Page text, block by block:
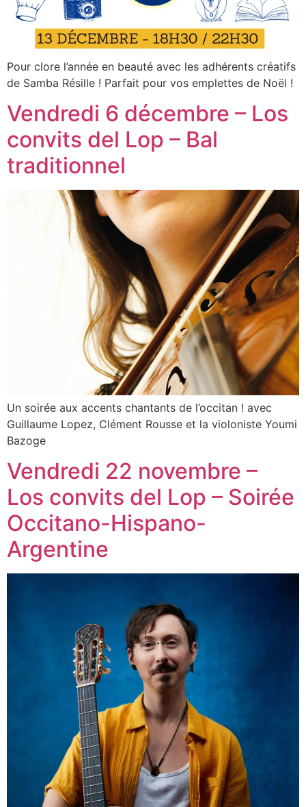
Pour clore l’année en beauté avec les adhérents créatifs
de Samba Résille ! Parfait pour vos emplettes de Noël !
Vendredi 6 décembre – Los
convits del Lop – Bal
traditionnel
Un soirée aux accents chantants de l’occitan ! avec
Guillaume Lopez, Clément Rousse et la violoniste Youmi
Bazoge
Vendredi 22 novembre –
Los convits del Lop – Soirée
Occitano-Hispano-
Argentine